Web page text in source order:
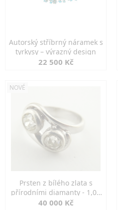
Autorský stříbrný náramek s
tyrkysy – výrazný design
22 500 Kč
NOVÉ
Prsten z bílého zlata s
přírodními diamanty - 1,00
ct
40 000 Kč